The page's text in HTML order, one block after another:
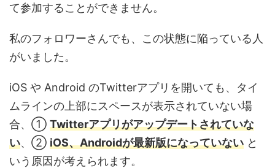
て参加することができません。
私のフォロワーさんでも、この状態に陥っている人
がいました。
iOS や Android のTwitterアプリを開いても、タイ
ムラインの上部にスペースが表示されていない場
合、① Twitterアプリがアップデートされていな
い、② iOS、Androidが最新版になっていない と
いう原因が考えられます。